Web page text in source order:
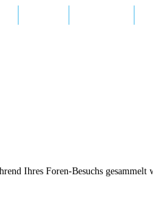
Ihres Foren-Besuchs gesammelt